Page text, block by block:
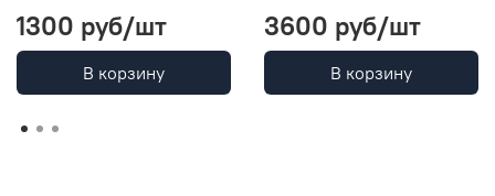
1300 руб/шт
В корзину
3600 руб/шт
В корзину